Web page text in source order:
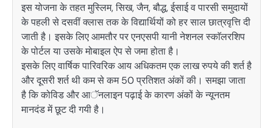
इस योजना के तहत मुस्लिम, सिख, जैन, बौद्ध, ईसाई व पारसी समुदायों
के पहली से दसवीं क्लास तक के विद्यार्थियों को हर साल छात्रवृत्ति दी
जाती है। इसके लिए आमतौर पर एनएसपी यानी नेशनल स्काॅलरशिप
के पोर्टल या उसके मोबाइल ऐप से जमा होता है।
इसके लिए वार्षिक पारिवरिक आय अधिकतम एक लाख रुपये की शर्त है
और दूसरी शर्त थी कम से कम 50 प्रतिशत अंकों की। समझा जाता
है कि कोविड और आॅनलाइन पढ़ाई के कारण अंकों के न्यूनतम
मानदंड में छूट दी गयी है।